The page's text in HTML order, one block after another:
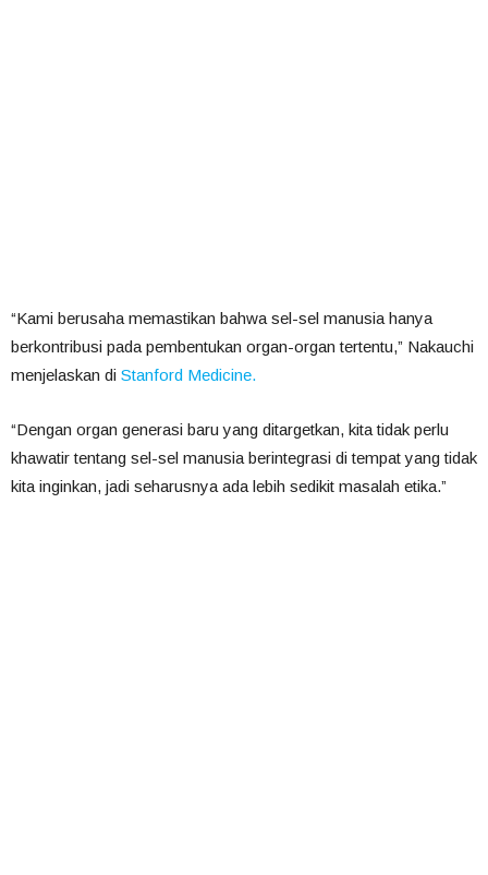
“Kami berusaha memastikan bahwa sel-sel manusia hanya
berkontribusi pada pembentukan organ-organ tertentu,” Nakauchi
menjelaskan di Stanford Medicine.
“Dengan organ generasi baru yang ditargetkan, kita tidak perlu
khawatir tentang sel-sel manusia berintegrasi di tempat yang tidak
kita inginkan, jadi seharusnya ada lebih sedikit masalah etika.”